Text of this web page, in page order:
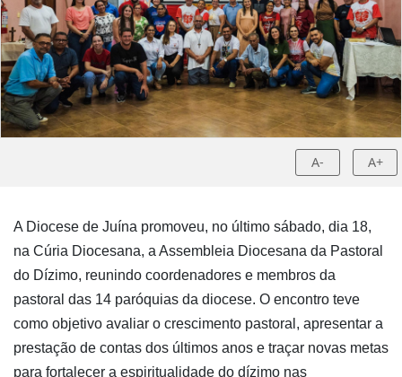
A- A+
A Diocese de Juína promoveu, no último sábado, dia 18,
na Cúria Diocesana, a Assembleia Diocesana da Pastoral
do Dízimo, reunindo coordenadores e membros da
pastoral das 14 paróquias da diocese. O encontro teve
como objetivo avaliar o crescimento pastoral, apresentar a
prestação de contas dos últimos anos e traçar novas metas
para fortalecer a espiritualidade do dízimo nas